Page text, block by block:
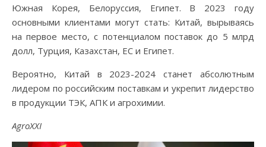
Южная Корея, Белоруссия, Египет. В 2023 году
основными клиентами могут стать: Китай, вырываясь
на первое место, с потенциалом поставок до 5 млрд
долл, Турция, Казахстан, ЕС и Египет.
Вероятно, Китай в 2023-2024 станет абсолютным
лидером по российским поставкам и укрепит лидерство
в продукции ТЭК, АПК и агрохимии.
AgroXXI